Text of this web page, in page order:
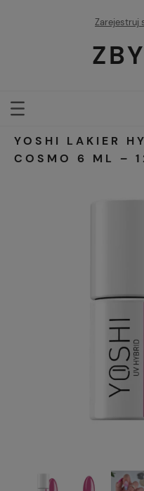
Zarejestruj
YOSHI LAKIER
COSMO 6 ML –